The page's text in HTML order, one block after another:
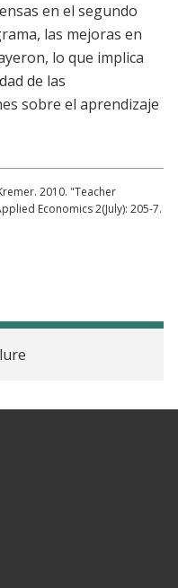
en el segundo
las mejoras en
lo que implica
de las
sobre el aprendizaje
2010. "Teacher
Economics 2(July): 205-7.